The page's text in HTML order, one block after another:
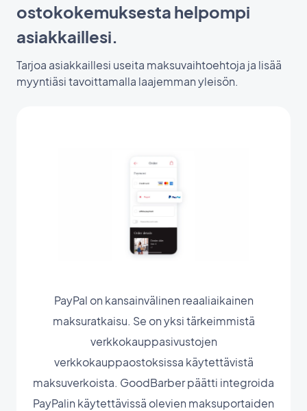
ostokokemuksesta helpompi
asiakkaillesi.
Tarjoa asiakkaillesi useita maksuvaihtoehtoja ja lisää
myyntiäsi tavoittamalla laajemman yleisön.
PayPal on kansainvälinen reaaliaikainen
maksuratkaisu. Se on yksi tärkeimmistä
verkkokauppasivustojen
verkkokauppaostoksissa käytettävistä
maksuverkoista. GoodBarber päätti integroida
PayPalin käytettävissä olevien maksuportaiden